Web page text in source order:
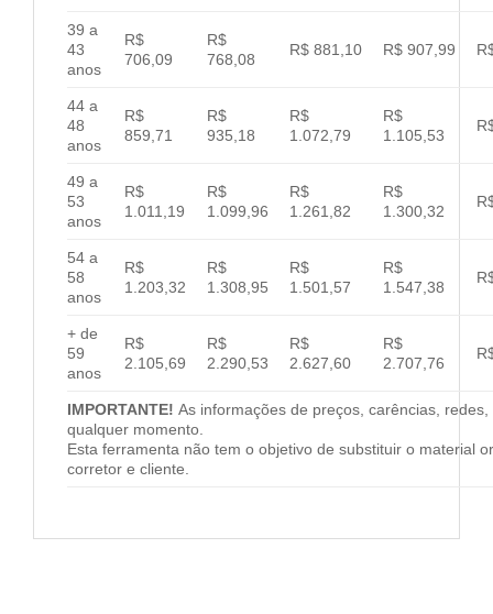
39 a
43
anos
R$
706,09
R$
768,08
R$ 881,10 R$ 907,99
44 a
48
anos
R$
859,71
R$
935,18
R$
1.072,79
R$
1.105,53
49 a
53
anos
R$
1.011,19
R$
1.099,96
R$
1.261,82
R$
1.300,32
54 a
58
anos
R$
1.203,32
R$
1.308,95
R$
1.501,57
R$
1.547,38
+ de
59
anos
R$
2.105,69
R$
2.290,53
R$
2.627,60
R$
2.707,76
IMPORTANTE! As informações de preços, carências,
qualquer momento.
Esta ferramenta não tem o objetivo de substituir o material
corretor e cliente.